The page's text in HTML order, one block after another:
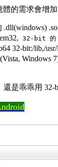
體的需求會增
32-bit 的
32-bit:/lib,/
是乖乖用 32-